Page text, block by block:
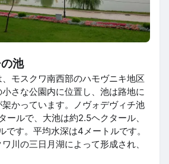
池
モスクワ南西部のハモヴニキ地区
さな公園内に位置し、池は路地に
かっています。ノヴォデヴィチ池
ールで、大池は約2.5ヘクタール、
です。平均水深は4メートルです。
川の三日月湖によって形成され、